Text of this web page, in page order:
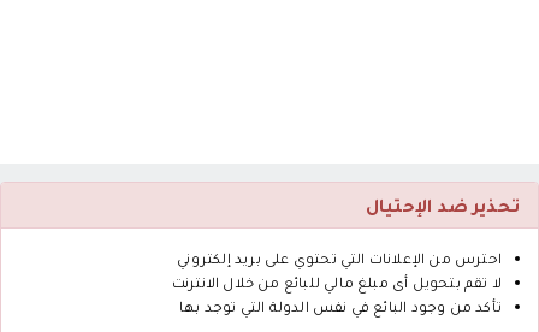
تحذير ضد الإحتيال
احترس من الإعلانات التي تحتوي على بريد إلكتروني
لا تقم بتحويل أى مبلغ مالي للبائع من خلال الانترنت
تأكد من وجود البائع في نفس الدولة التي توجد بها